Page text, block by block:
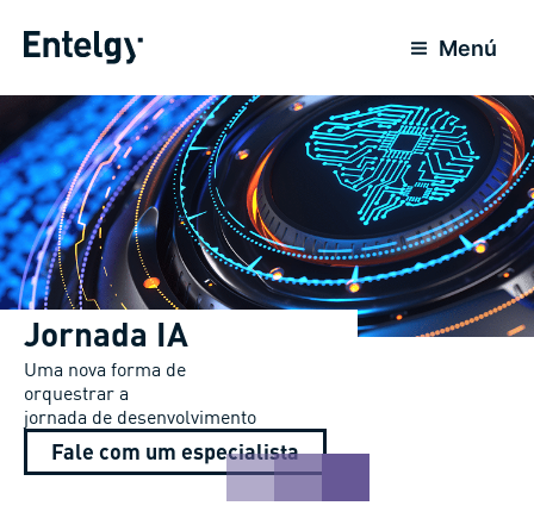
para
conteúdo
Menú
Jornada IA
Uma nova forma de
orquestrar a
jornada de desenvolvimento
Fale com um especialista